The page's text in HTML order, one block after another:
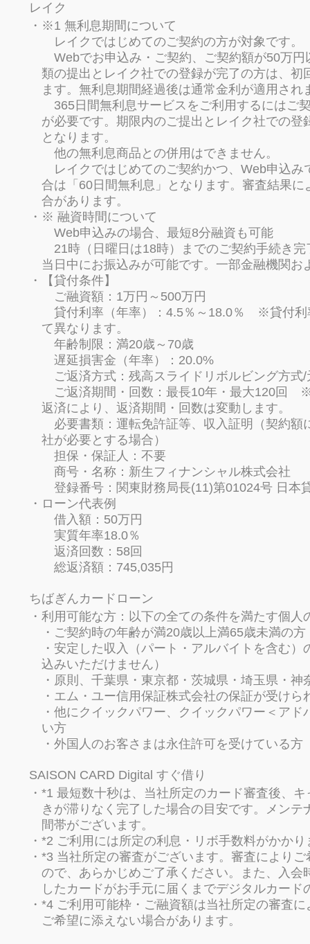
レイク
※1 無利息期間について
レイクではじめてのご契約の方が対象です。
Webでお申込み・ご契約、ご契約額が50万
類の提出とレイク社での登録が完了の方は、
ます。無利息期間経過後は通常金利が適用され
365日間無利息サービスをご利用するにはご
が必要です。期限内のご提出とレイク社での
となります。
他の無利息商品との併用はできません。
レイクではじめてのご契約かつ、Web申込み
合は「60日間無利息」となります。審査結果
合があります。
※ 融資時間について
Web申込みの場合、最短8分融資も可能
21時（日曜日は18時）までのご契約手続き
当日中にお振込みが可能です。一部金融機関
【貸付条件】
ご融資額：1万円～500万円
貸付利率（年率）：4.5％～18.0％ ※貸付利
て異なります。
年齢制限：満20歳～70歳
遅延損害金（年率）：20.0%
ご返済方式：残高スライドリボルビング方式
ご返済期間・回数：最長10年・最大120回
返済により、返済期間・回数は変動します。
必要書類：運転免許証等、収入証明（契約額
社が必要とする場合）
担保・保証人：不要
商号・名称：新生フィナンシャル株式会社
登録番号：関東財務局長(11)第01024号 日本
ローン代表例
借入額：50万円
実質年率18.0％
返済回数：58回
総返済額：745,035円
ちばぎんカードローン
利用可能な方：以下の全ての条件を満たす個人
・ご契約時の年齢が満20歳以上満65歳未満の方
・安定した収入（パート・アルバイトを含む
込みいただけません）
・原則、千葉県・東京都・茨城県・埼玉県・
・エム・ユー信用保証株式会社の保証が受けら
・他にクイックパワー、クイックパワー＜ア
い方
・外国人のお客さまは永住許可を受けている方
SAISON CARD Digital すぐ借り
*1 最短数十秒は、当社所定のカード審査後、
きが滞りなく完了した場合の目安です。メン
間帯がございます。
*2 ご利用には所定の利息・リボ手数料がかかり
*3 当社所定の審査がございます。審査により
ので、あらかじめご了承ください。また、入
したカードがお手元に届くまでデジタルカード
*4 ご利用可能枠・ご融資額は当社所定の審査
ご希望に添えない場合があります。